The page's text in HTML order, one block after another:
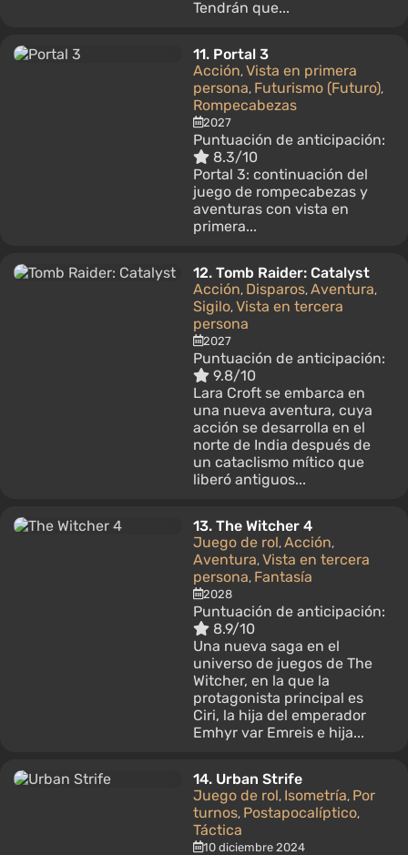
Tendrán que...
11. Portal 3
Acción, Vista en primera
persona, Futurismo (Futuro),
Rompecabezas
2027
Puntuación de anticipación:
8.3/10
Portal 3: continuación del
juego de rompecabezas y
aventuras con vista en
primera...
12. Tomb Raider: Catalyst
Acción, Disparos, Aventura,
Sigilo, Vista en tercera
persona
2027
Puntuación de anticipación:
9.8/10
Lara Croft se embarca en
una nueva aventura, cuya
acción se desarrolla en el
norte de India después de
un cataclismo mítico que
liberó antiguos...
13. The Witcher 4
Juego de rol, Acción,
Aventura, Vista en tercera
persona, Fantasía
2028
Puntuación de anticipación:
8.9/10
Una nueva saga en el
universo de juegos de The
Witcher, en la que la
protagonista principal es
Ciri, la hija del emperador
Emhyr var Emreis e hija...
14. Urban Strife
Juego de rol, Isometría, Por
turnos, Postapocalíptico,
Táctica
10 diciembre 2024